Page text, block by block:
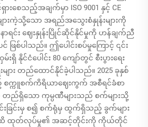
းစေသည့်အချက်မှာ ISO 9001 နှင့် CE
းကဲ့သို့သော အရည်အသွေးစံနှုန်းများကို
ရင်း ဈေးနှုန်းပြိုင်ဆိုင်နိုင်မှုကို ဟန်ချက်ညီ
ဖြစ်ပါသည်။ ဤပေါင်းစပ်မှုကြောင့် ၎င်း
နိုင်ငံပေါင်း 80 ကျော်တွင် စီးပွားရေး
ား တည်ထောင်နိုင်ခဲ့ပါသည်။ 2025 ခုနှစ်
က္ကူစက်ကိရိယာဈေးကွက် အစီရင်ခံစာ
တည်ရှိသော ကုမ္ပဏီများသည် စက်များသို့
ခြင်းမှ စ၍ စက်ရုံမှ ထွက်ရှိသည့် ခွက်များ
ထိ ထုတ်လုပ်မှု၏ အဆင့်တိုင်းကို ကိုယ်တိုင်